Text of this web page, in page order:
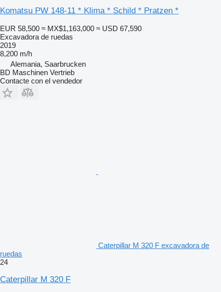
Komatsu PW 148-11 * Klima * Schild * Pratzen *
EUR 58,500 ≈ MX$1,163,000 ≈ USD 67,590
Excavadora de ruedas
2019
8,200 m/h
Alemania, Saarbrucken
BD Maschinen Vertrieb
Contacte con el vendedor
Caterpillar M 320 F excavadora de
ruedas
24
Caterpillar M 320 F